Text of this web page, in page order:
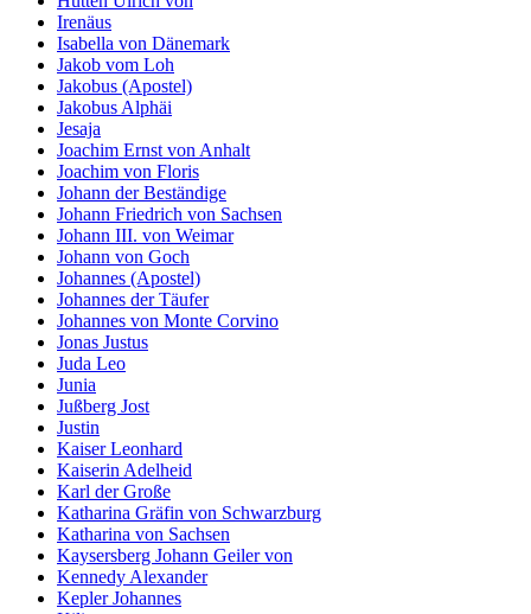
Irenäus
Isabella von Dänemark
Jakob vom Loh
Jakobus (Apostel)
Jakobus Alphäi
Jesaja
Joachim Ernst von Anhalt
Joachim von Floris
Johann der Beständige
Johann Friedrich von Sachsen
Johann III. von Weimar
Johann von Goch
Johannes (Apostel)
Johannes der Täufer
Johannes von Monte Corvino
Jonas Justus
Juda Leo
Junia
Jußberg Jost
Justin
Kaiser Leonhard
Kaiserin Adelheid
Karl der Große
Katharina Gräfin von Schwarzburg
Katharina von Sachsen
Kaysersberg Johann Geiler von
Kennedy Alexander
Kepler Johannes